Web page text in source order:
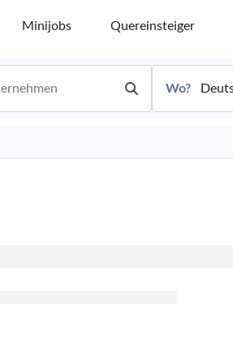
Minijobs Quereinsteiger
Wo?